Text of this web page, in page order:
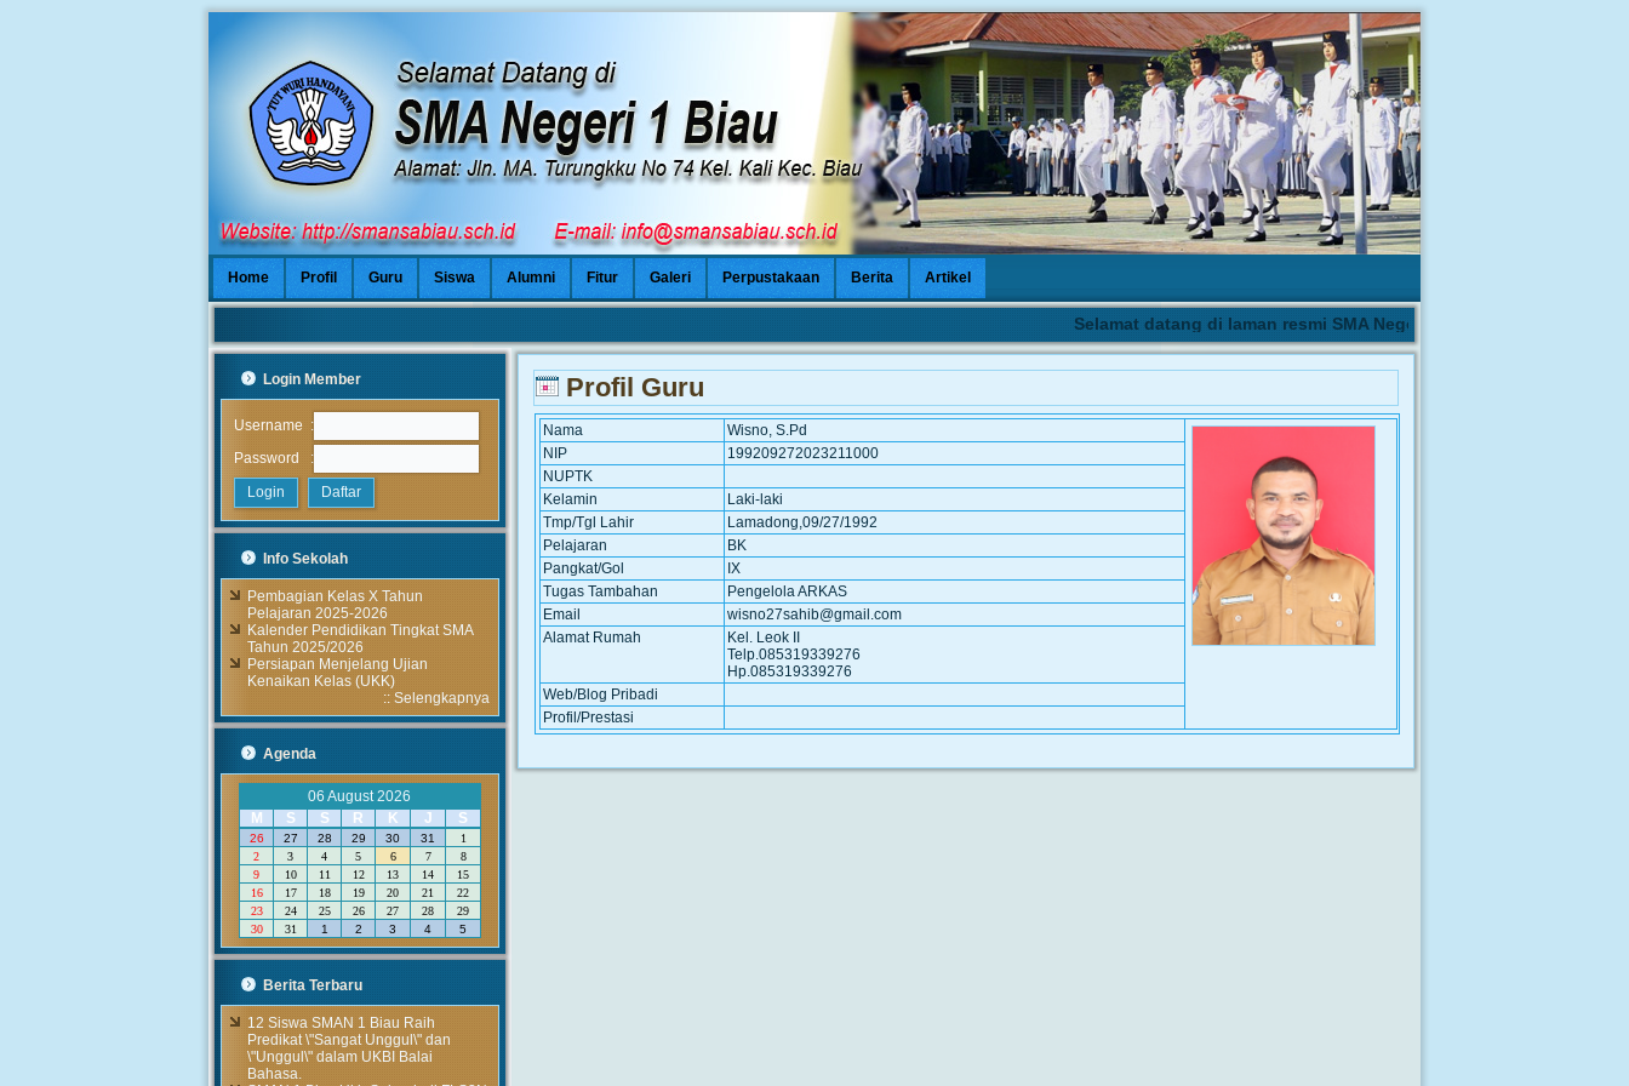
Home Profil Guru Siswa Alumni Fitur Galeri Perpustakaan Berita Artikel
Selamat datang di laman resmi SMA Negeri 1 Biau | Pengumuman
Login Member
Username :
Password
:
Info Sekolah
Pembagian Kelas X Tahun
Pelajaran 2025-2026
Kalender Pendidikan Tingkat SMA
Tahun 2025/2026
Persiapan Menjelang Ujian
Kenaikan Kelas (UKK)
:: Selengkapnya
Agenda
06 August 2026
M
S S R K J S
26 27 28 29 30 31
1
2
3 4 5 6 7
8
9
10 11 12 13 14
15
16
17 18 19 20 21
22
23
24 25 26 27 28
29
30
31 1 2 3 4 5
Berita Terbaru
12 Siswa SMAN 1 Biau Raih
Predikat \"Sangat Unggul\" dan
\"Unggul\" dalam UKBI Balai
Bahasa.
Profil Guru
Nama
Wisno, S.Pd
NIP
199209272023211000
NUPTK
Kelamin
Laki-laki
Tmp/Tgl Lahir
Lamadong,09/27/1992
Pelajaran
BK
Pangkat/Gol
IX
Tugas Tambahan
Pengelola ARKAS
Email
wisno27sahib@gmail.com
Alamat Rumah
Kel. Leok II
Telp.085319339276
Hp.085319339276
Web/Blog Pribadi
Profil/Prestasi